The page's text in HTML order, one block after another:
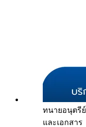
ทนายอนุตรีย์
และเอกสาร